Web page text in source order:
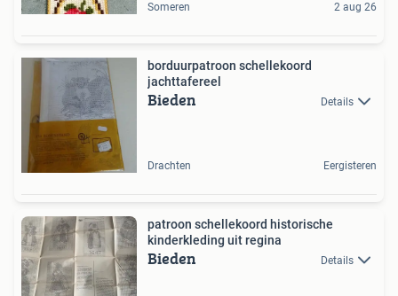
Someren 2 aug 26
borduurpatroon schellekoord
jachttafereel
Bieden Details
Drachten Eergisteren
patroon schellekoord historische
kinderkleding uit regina
Bieden Details